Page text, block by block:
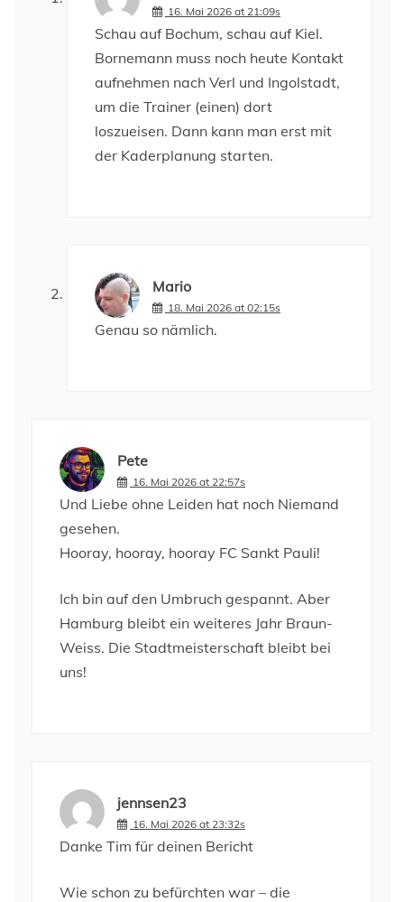
16. Mai 2026 at 21:09s
Schau auf Bochum, schau auf Kiel.
Bornemann muss noch heute Kontakt
aufnehmen nach Verl und Ingolstadt,
um die Trainer (einen) dort
loszueisen. Dann kann man erst mit
der Kaderplanung starten.
Mario
18. Mai 2026 at 02:15s
Genau so nämlich.
Pete
16. Mai 2026 at 22:57s
Und Liebe ohne Leiden hat noch Niemand
gesehen.
Hooray, hooray, hooray FC Sankt Pauli!
Ich bin auf den Umbruch gespannt. Aber
Hamburg bleibt ein weiteres Jahr Braun-
Weiss. Die Stadtmeisterschaft bleibt bei
uns!
jennsen23
16. Mai 2026 at 23:32s
Danke Tim für deinen Bericht
Wie schon zu befürchten war – die